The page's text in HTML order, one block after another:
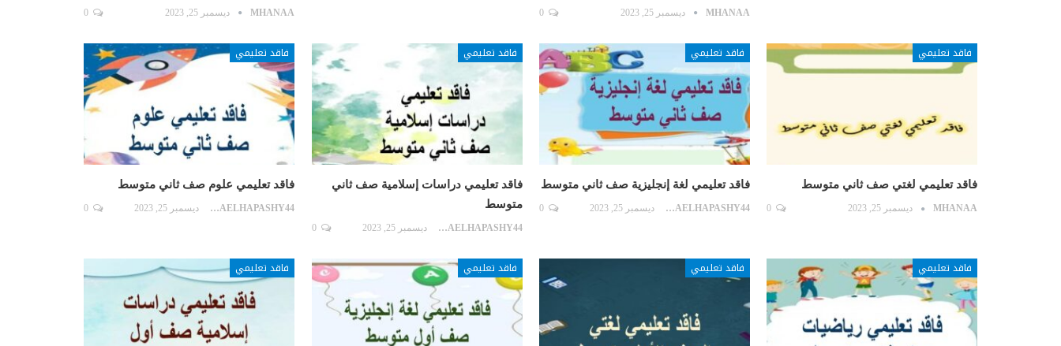
MHANAA ديسمبر 25, 2023 MHANAA ديسمبر 25, 2023
فاقد تعليمي
فاقد تعليمي لغتي صف ثاني متوسط
MHANAA ديسمبر 25, 2023
فاقد تعليمي
فاقد تعليمي لغة إنجليزية صف ثاني متوسط
SARAELHAPASHY44 ديسمبر 25, 2023
فاقد تعليمي
فاقد تعليمي دراسات إسلامية صف ثاني
متوسط
SARAELHAPASHY44 ديسمبر 25, 2023
فاقد تعليمي
فاقد تعليمي علوم صف ثاني متوسط
SARAELHAPASHY44 ديسمبر 25, 2023
فاقد تعليمي فاقد تعليمي فاقد تعليمي فاقد تعليمي